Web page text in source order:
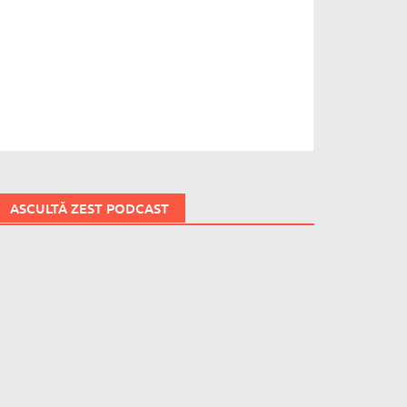
ASCULTĂ ZEST PODCAST